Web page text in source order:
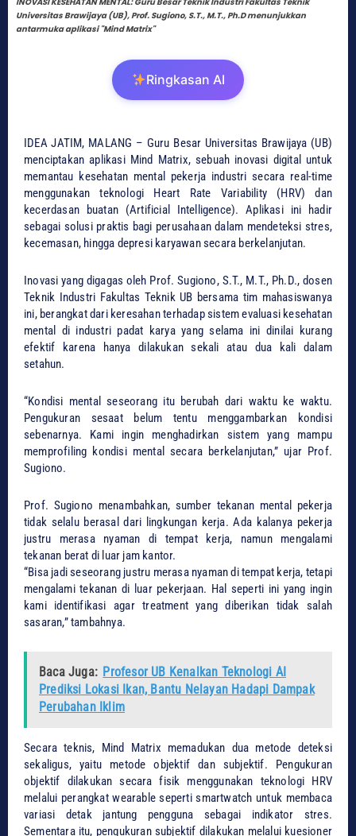
Universitas Brawijaya (UB), Prof. Sugiono, S.T., M.T., Ph.D menunjukkan
antarmuka aplikasi "Mind Matrix"
Ringkasan AI
IDEA JATIM, ​MALANG – Guru Besar Universitas Brawijaya (UB)
menciptakan aplikasi Mind Matrix, sebuah inovasi digital untuk
memantau kesehatan mental pekerja industri secara real-time
menggunakan teknologi Heart Rate Variability (HRV) dan
kecerdasan buatan (Artificial Intelligence). Aplikasi ini hadir
sebagai solusi praktis bagi perusahaan dalam mendeteksi stres,
kecemasan, hingga depresi karyawan secara berkelanjutan.
​Inovasi yang digagas oleh Prof. Sugiono, S.T., M.T., Ph.D., dosen
Teknik Industri Fakultas Teknik UB bersama tim mahasiswanya
ini, berangkat dari keresahan terhadap sistem evaluasi kesehatan
mental di industri padat karya yang selama ini dinilai kurang
efektif karena hanya dilakukan sekali atau dua kali dalam
setahun.
​“Kondisi mental seseorang itu berubah dari waktu ke waktu.
Pengukuran sesaat belum tentu menggambarkan kondisi
sebenarnya. Kami ingin menghadirkan sistem yang mampu
memprofiling kondisi mental secara berkelanjutan,” ujar Prof.
Sugiono.
​Prof. Sugiono menambahkan, sumber tekanan mental pekerja
tidak selalu berasal dari lingkungan kerja. Ada kalanya pekerja
justru merasa nyaman di tempat kerja, namun mengalami
tekanan berat di luar jam kantor.
​“Bisa jadi seseorang justru merasa nyaman di tempat kerja, tetapi
mengalami tekanan di luar pekerjaan. Hal seperti ini yang ingin
kami identifikasi agar treatment yang diberikan tidak salah
sasaran,” tambahnya.
Baca Juga: Profesor UB Kenalkan Teknologi AI
Prediksi Lokasi Ikan, Bantu Nelayan Hadapi Dampak
Perubahan Iklim
​Secara teknis, Mind Matrix memadukan dua metode deteksi
sekaligus, yaitu metode objektif dan subjektif. Pengukuran
objektif dilakukan secara fisik menggunakan teknologi HRV
melalui perangkat wearable seperti smartwatch untuk membaca
variasi detak jantung pengguna sebagai indikator stres.
Sementara itu, pengukuran subjektif dilakukan melalui kuesioner